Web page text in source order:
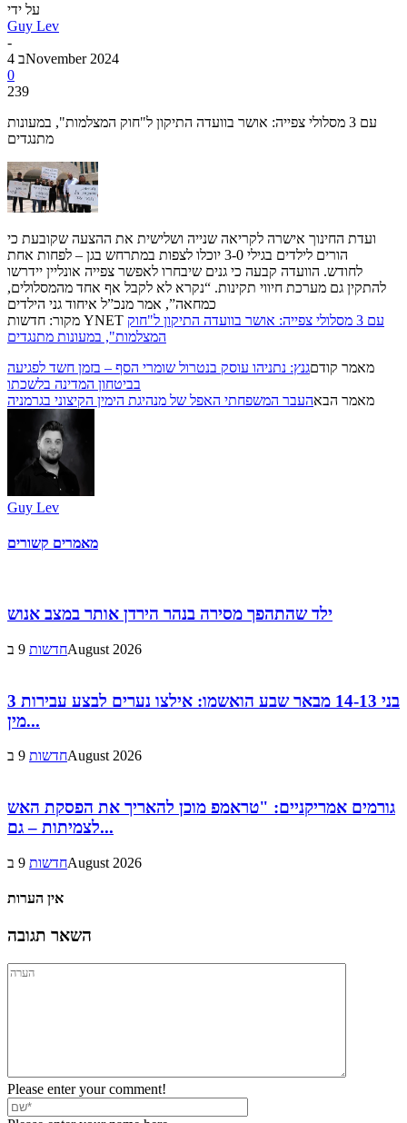
על ידי
Guy Lev
-
4 בNovember 2024
0
239
עם 3 מסלולי צפייה: אושר בוועדה התיקון ל"חוק המצלמות", במעונות
מתנגדים
ועדת החינוך אישרה לקריאה שנייה ושלישית את ההצעה שקובעת כי
הורים לילדים בגילי 3-0 יוכלו לצפות במתרחש בגן – לפחות אחת
לחודש. הוועדה קבעה כי גנים שיבחרו לאפשר צפייה אונליין יידרשו
להתקין גם מערכת חיווי תקינות. “נקרא לא לקבל אף אחד מהמסלולים,
כמחאה”, אמר מנכ”ל איחוד גני הילדים
מקור: חדשות YNET עם 3 מסלולי צפייה: אושר בוועדה התיקון ל"חוק
המצלמות", במעונות מתנגדים
מאמר קודםגנץ: נתניהו עוסק בנטרול שומרי הסף – בזמן חשד לפגיעה
בביטחון המדינה בלשכתו
מאמר הבאהעבר המשפחתי האפל של מנהיגת הימין הקיצוני בגרמניה
Guy Lev
מאמרים קשורים
ילד שהתהפך מסירה בנהר הירדן אותר במצב אנוש
חדשות9 בAugust 2026
3 בני 14-13 מבאר שבע הואשמו: אילצו נערים לבצע עבירות
מין...
חדשות9 בAugust 2026
גורמים אמריקניים: "טראמפ מוכן להאריך את הפסקת האש
לצמיתות – גם...
חדשות9 בAugust 2026
אין הערות
השאר תגובה
Please enter your comment!